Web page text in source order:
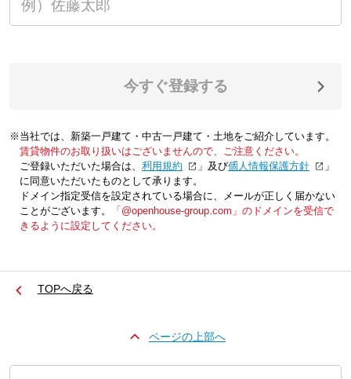
今すぐ登録する
※当社では、新築一戸建て・中古一戸建て・土地をご紹介しています。
賃貸物件のお取り扱いはございませんので、ご注意ください。
ご登録いただいた場合は、「利用規約 」及び「個人情報保護方針
」
に同意いただいたものとして承ります。
ドメイン指定受信を設定されている場合に、メールが正しく届かない
ことがございます。
「@openhouse-group.com」のドメインを受信で
きるように設定してください。
TOPへ戻る
ページの上部へ